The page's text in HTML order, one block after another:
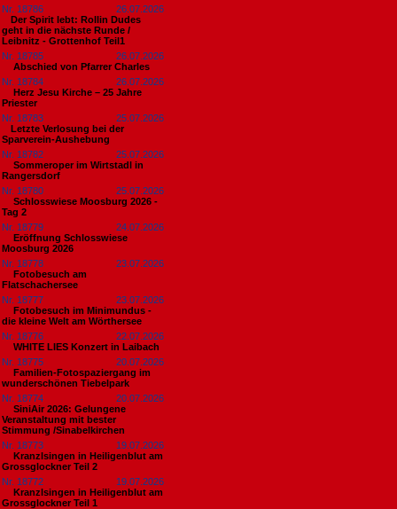
Nr. 18786
26.07.2026
​Der Spirit lebt: Rollin Dudes
geht in die nächste Runde /
Leibnitz - Grottenhof Teil1
Nr. 18785
26.07.2026
Abschied von Pfarrer Charles
Nr. 18784
26.07.2026
Herz Jesu Kirche – 25 Jahre
Priester
Nr. 18783
25.07.2026
​Letzte Verlosung bei der
Sparverein-Aushebung
Nr. 18782
25.07.2026
Sommeroper im Wirtstadl in
Rangersdorf
Nr. 18780
25.07.2026
Schlosswiese Moosburg 2026 -
Tag 2
Nr. 18779
24.07.2026
Eröffnung Schlosswiese
Moosburg 2026
Nr. 18778
23.07.2026
Fotobesuch am
Flatschachersee
Nr. 18777
23.07.2026
Fotobesuch im Minimundus -
die kleine Welt am Wörthersee
Nr. 18776
22.07.2026
WHITE LIES Konzert in Laibach
Nr. 18775
20.07.2026
Familien-Fotospaziergang im
wunderschönen Tiebelpark
Nr. 18774
20.07.2026
SiniAir 2026: Gelungene
Veranstaltung mit bester
Stimmung /Sinabelkirchen
Nr. 18773
19.07.2026
Kranzlsingen in Heiligenblut am
Grossglockner Teil 2
Nr. 18772
19.07.2026
Kranzlsingen in Heiligenblut am
Grossglockner Teil 1